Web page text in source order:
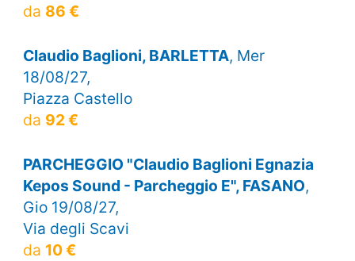
da 86 €
Claudio Baglioni, BARLETTA, Mer
18/08/27,
Piazza Castello
da 92 €
PARCHEGGIO "Claudio Baglioni Egnazia
Kepos Sound - Parcheggio E", FASANO,
Gio 19/08/27,
Via degli Scavi
da 10 €